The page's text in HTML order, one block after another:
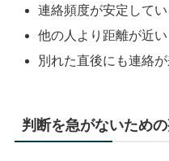
連絡頻度が安定してい
他の人より距離が近い
別れた直後にも連絡が
判断を急がないため